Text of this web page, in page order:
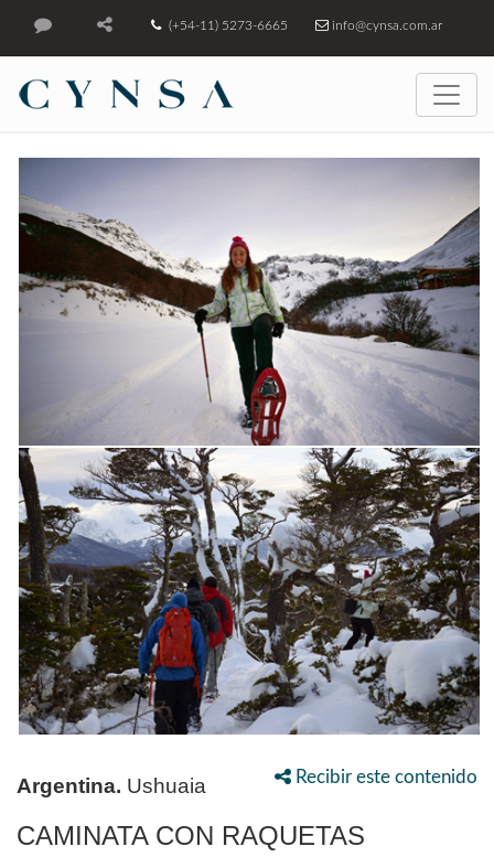
(+54-11) 5273-6665 info@cynsa.com.ar
Recibir este contenido
Argentina. Ushuaia
CAMINATA CON RAQUETAS